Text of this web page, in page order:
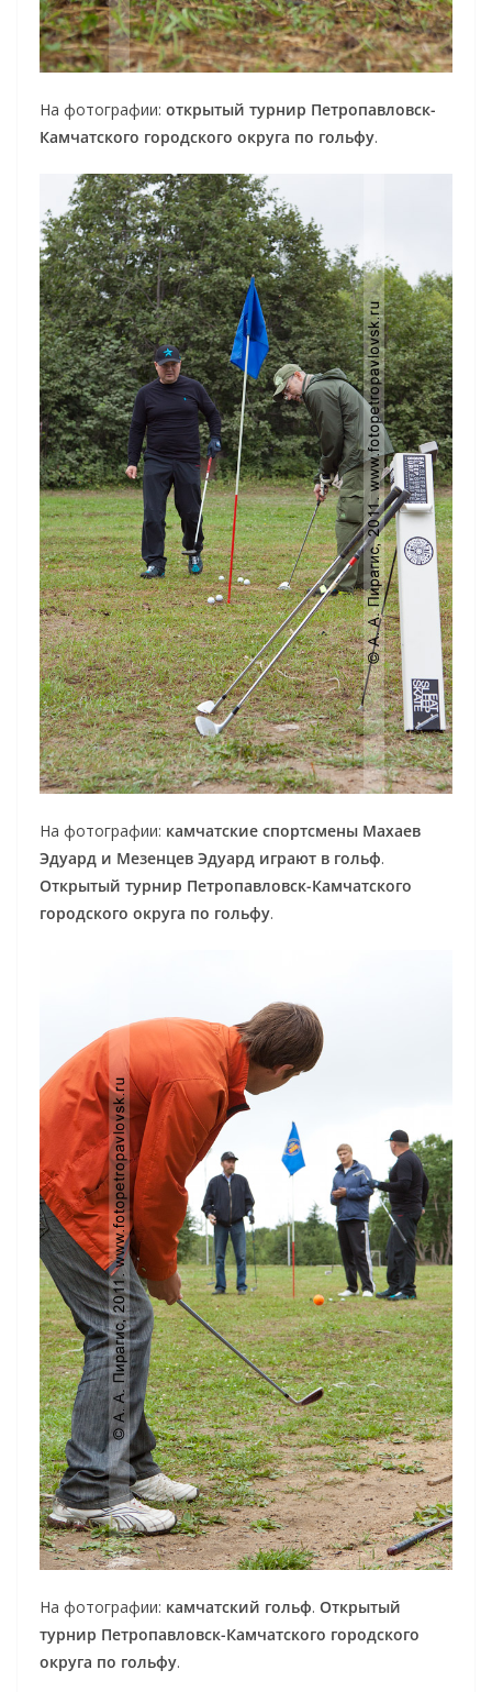
На фотографии: открытый турнир Петропавловск-
Камчатского городского округа по гольфу.
На фотографии: камчатские спортсмены Махаев
Эдуард и Мезенцев Эдуард играют в гольф.
Открытый турнир Петропавловск-Камчатского
городского округа по гольфу.
На фотографии: камчатский гольф. Открытый
турнир Петропавловск-Камчатского городского
округа по гольфу.